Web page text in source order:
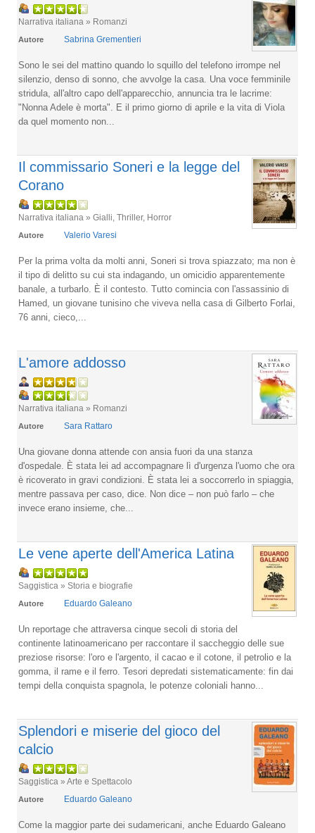
Narrativa italiana » Romanzi
Autore Sabrina Grementieri
Sono le sei del mattino quando lo squillo del telefono irrompe nel
silenzio, denso di sonno, che avvolge la casa. Una voce femminile
stridula, all'altro capo dell'apparecchio, annuncia tra le lacrime:
"Nonna Adele è morta". E il primo giorno di aprile e la vita di Viola
da quel momento non...
Il commissario Soneri e la legge del
Corano
Narrativa italiana » Gialli, Thriller, Horror
Autore Valerio Varesi
Per la prima volta da molti anni, Soneri si trova spiazzato; ma non è
il tipo di delitto su cui sta indagando, un omicidio apparentemente
banale, a turbarlo. È il contesto. Tutto comincia con l'assassinio di
Hamed, un giovane tunisino che viveva nella casa di Gilberto Forlai,
76 anni, cieco,...
L'amore addosso
Narrativa italiana » Romanzi
Autore Sara Rattaro
Una giovane donna attende con ansia fuori da una stanza
d'ospedale. È stata lei ad accompagnare lì d'urgenza l'uomo che ora
è ricoverato in gravi condizioni. È stata lei a soccorrerlo in spiaggia,
mentre passava per caso, dice. Non dice – non può farlo – che
invece erano insieme, che...
Le vene aperte dell'America Latina
Saggistica » Storia e biografie
Autore Eduardo Galeano
Un reportage che attraversa cinque secoli di storia del
continente latinoamericano per raccontare il saccheggio delle sue
preziose risorse: l'oro e l'argento, il cacao e il cotone, il petrolio e la
gomma, il rame e il ferro. Tesori depredati sistematicamente: fin dai
tempi della conquista spagnola, le potenze coloniali hanno...
Splendori e miserie del gioco del
calcio
Saggistica » Arte e Spettacolo
Autore Eduardo Galeano
Come la maggior parte dei sudamericani, anche Eduardo Galeano